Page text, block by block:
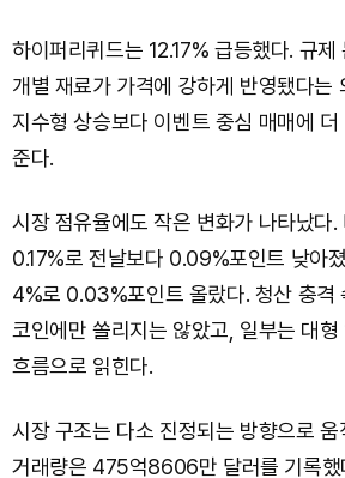
하이퍼리퀴드는 12.17% 급등했다. 규제
개별 재료가 가격에 강하게 반영됐다는
지수형 상승보다 이벤트 중심 매매에 더
준다.
시장 점유율에도 작은 변화가 나타났다
0.17%로 전날보다 0.09%포인트 낮아
4%로 0.03%포인트 올랐다. 청산 충격
코인에만 쏠리지는 않았고, 일부는 대
흐름으로 읽힌다.
시장 구조는 다소 진정되는 방향으로 움
거래량은 475억8606만 달러를 기록했